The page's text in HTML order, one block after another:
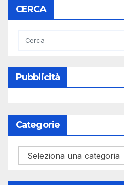
CERCA
Pubblicità
Categorie
Categorie